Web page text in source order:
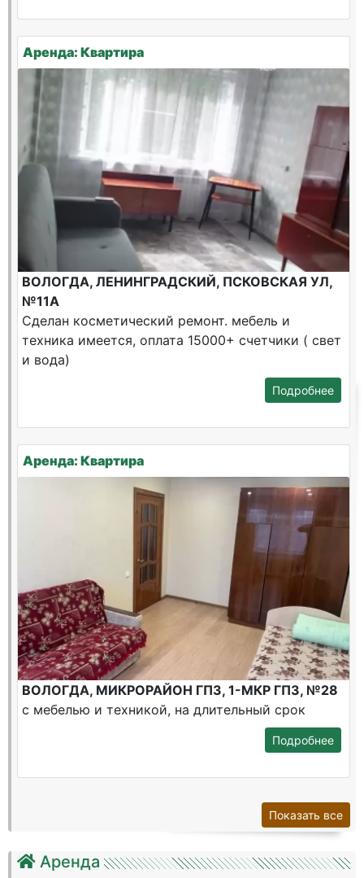
Аренда
Аренда: Квартира
ВОЛОГДА, ЛЕНИНГРАДСКИЙ, ПСКОВСКАЯ УЛ,
№11А
Сделан косметический ремонт. мебель и
техника имеется, оплата 15000+ счетчики ( свет
и вода)
Подробнее
Аренда: Квартира
ВОЛОГДА, МИКРОРАЙОН ГПЗ, 1-МКР ГПЗ, №28
с мебелью и техникой, на длительный срок
Подробнее
Показать все